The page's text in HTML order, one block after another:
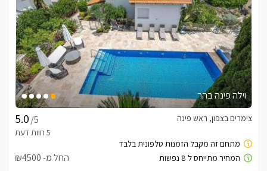
וילה פינה בהר
/5
צימרים בצפון, ראש פינה
החל מ- ₪4500